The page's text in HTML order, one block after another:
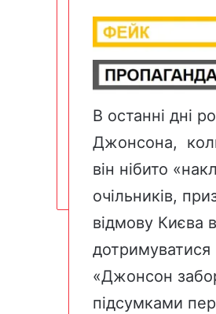
В останні дні
Джонсона,
він нібито
очільників,
відмову Києва
дотримуватися
«Джонсон
підсумками